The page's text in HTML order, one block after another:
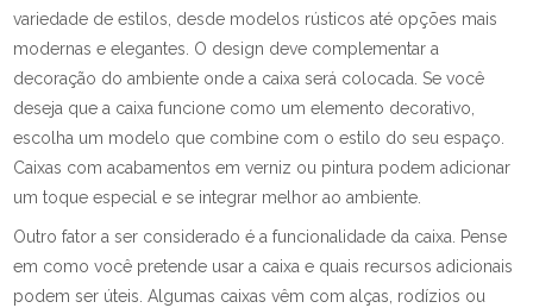
variedade de estilos, desde modelos rústicos até opções mais
modernas e elegantes. O design deve complementar a
decoração do ambiente onde a caixa será colocada. Se você
deseja que a caixa funcione como um elemento decorativo,
escolha um modelo que combine com o estilo do seu espaço.
Caixas com acabamentos em verniz ou pintura podem adicionar
um toque especial e se integrar melhor ao ambiente.
Outro fator a ser considerado é a funcionalidade da caixa. Pense
em como você pretende usar a caixa e quais recursos adicionais
podem ser úteis. Algumas caixas vêm com alças, rodízios ou